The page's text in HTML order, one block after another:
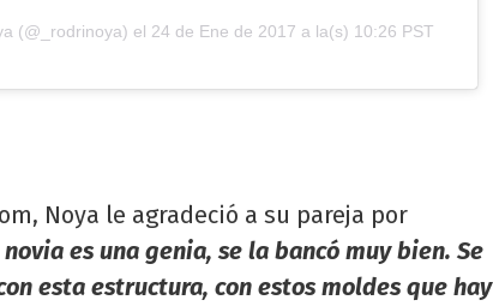
(@_rodrinoya) el 24 de Ene de 2017 a la(s) 10:26 PST
Noya le agradeció a su pareja por
es una genia, se la bancó muy bien. Se
esta estructura, con estos moldes que hay